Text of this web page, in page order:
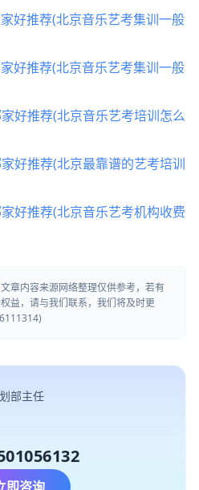
好推荐(北京音乐艺考集训一般
好推荐(北京音乐艺考集训一般
好推荐(北京音乐艺考培训怎么
好推荐(北京最靠谱的艺考培训
好推荐(北京音乐艺考机构收费
章内容来源网络整理仅供参考，若有
益，请与我们联系，我们将及时更
部主任